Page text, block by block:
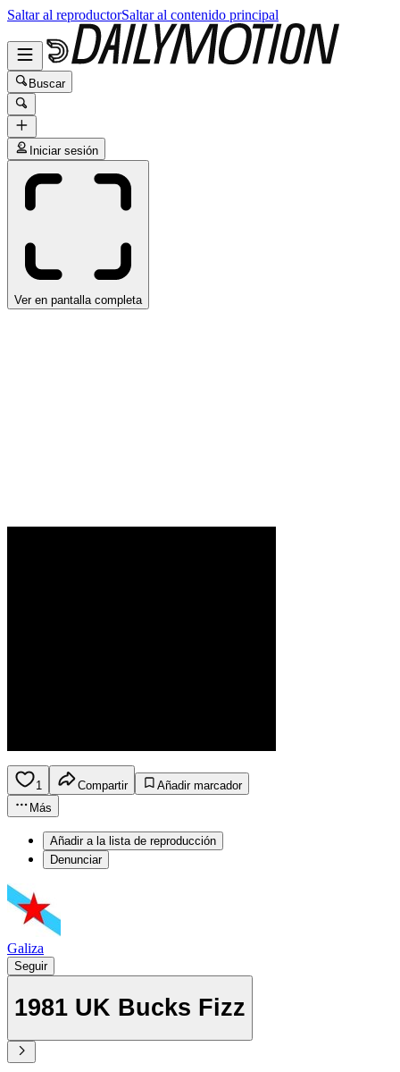
Saltar al reproductorSaltar al contenido principal
Buscar
Iniciar sesión
Ver en pantalla completa
1 Compartir
Añadir marcador
Más
Añadir a la lista de reproducción
Denunciar
Galiza
Seguir
1981 UK Bucks Fizz